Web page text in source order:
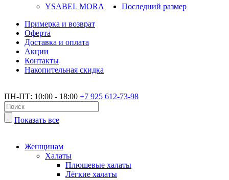
YSABEL MORA
Последний размер
Примерка и возврат
Оферта
Доставка и оплата
Акции
Контакты
Накопительная скидка
ПН-ПТ: 10:00 - 18:00 +7 925 612-73-98
Показать все
Женщинам
Халаты
Плюшевые халаты
Лёгкие халаты